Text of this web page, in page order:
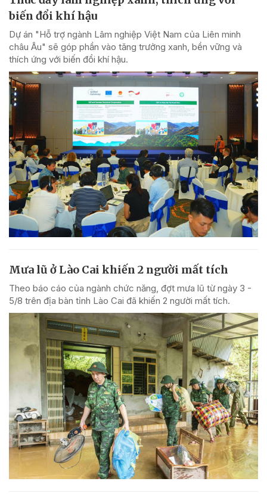
biến đổi khí hậu
Dự án "Hỗ trợ ngành Lâm nghiệp Việt Nam của Liên minh
châu Âu" sẽ góp phần vào tăng trưởng xanh, bền vững và
thích ứng với biến đổi khí hậu.
Mưa lũ ở Lào Cai khiến 2 người mất tích
Theo báo cáo của ngành chức năng, đợt mưa lũ từ ngày 3 -
5/8 trên địa bàn tỉnh Lào Cai đã khiến 2 người mất tích.